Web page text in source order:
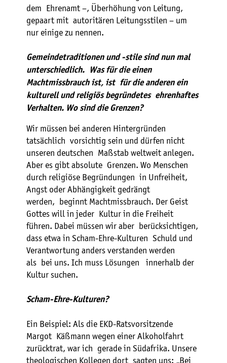
dem Ehrenamt –, Überhöhung von Leitung,
gepaart mit autoritären Leitungsstilen – um
nur einige zu nennen.
Gemeindetraditionen und -stile sind nun mal
unterschiedlich. Was für die einen
Machtmissbrauch ist, ist für die anderen ein
kulturell und religiös begründetes ehrenhaftes
Verhalten. Wo sind die Grenzen?
Wir müssen bei anderen Hintergründen
tatsächlich vorsichtig sein und dürfen nicht
unseren deutschen Maßstab weltweit anlegen.
Aber es gibt absolute Grenzen. Wo Menschen
durch religiöse Begründungen in Unfreiheit,
Angst oder Abhängigkeit gedrängt
werden, beginnt Machtmissbrauch. Der Geist
Gottes will in jeder Kultur in die Freiheit
führen. Dabei müssen wir aber berücksichtigen,
dass etwa in Scham-Ehre-Kulturen Schuld und
Verantwortung anders verstanden werden
als bei uns. Ich muss Lösungen innerhalb der
Kultur suchen.
Scham-Ehre-Kulturen?
Ein Beispiel: Als die EKD-Ratsvorsitzende
Margot Käßmann wegen einer Alkoholfahrt
zurücktrat, war ich gerade in Südafrika. Unsere
theologischen Kollegen dort sagten uns: „Bei